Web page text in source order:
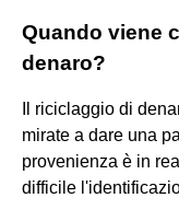
Quando viene
denaro?
Il riciclaggio di
mirate a dare una
provenienza è in
difficile